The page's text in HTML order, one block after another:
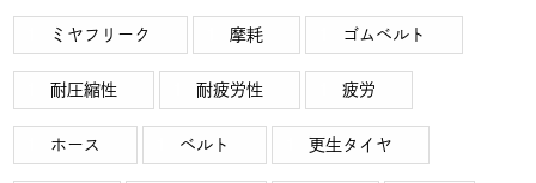
ミヤフリーク 摩耗 ゴムベルト
耐圧縮性 耐疲労性 疲労
ホース ベルト 更生タイヤ